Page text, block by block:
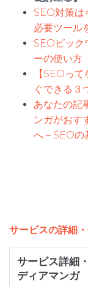
SEO対策は
必要ツール
SEOビック
ーの使い方
【SEOっ
ぐできる３
あなたの記
ンガがおす
へ – SEOの
サービスの詳細
サービス詳細
ディアマンガ